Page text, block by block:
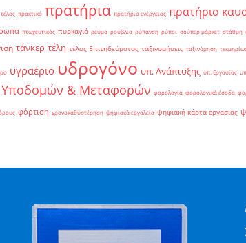
πρακτικό πρατήρια πρατήριο ενέργειας πρατήριο
πτωχευτικός πυρκαγιά ρεύμα ρούβλια ρύπανση ρύποι σούπερ μάρκετ στάθμη
τάνκερ τέλη τέλος Επιτηδεύματος ταξινομήσεις ταξινόμηση
υγραέριο υδρογόνο υπ. Ανάπτυξης υπ. Εργασίας
Υποδομών & Μεταφορών φορολογία φορολογικά έσοδα
φόρτιση χρονοκαθυστέρηση ψηφιακά εργαλεία ψηφιακή κάρτα εργασίας